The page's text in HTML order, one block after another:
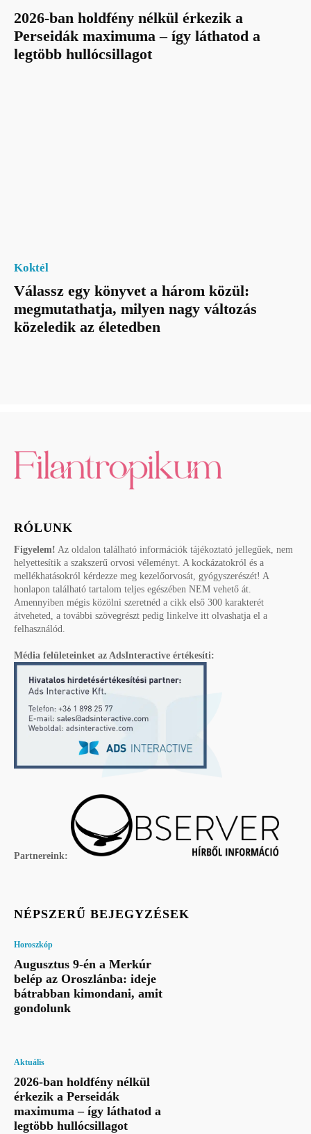
2026-ban holdfény nélkül érkezik a
Perseidák maximuma – így láthatod a
legtöbb hullócsillagot
Koktél
Válassz egy könyvet a három közül:
megmutathatja, milyen nagy változás
közeledik az életedben
RÓLUNK
Figyelem! Az oldalon található információk tájékoztató jellegűek, nem
helyettesítik a szakszerű orvosi véleményt. A kockázatokról és a
mellékhatásokról kérdezze meg kezelőorvosát, gyógyszerészét! A
honlapon található tartalom teljes egészében NEM vehető át.
Amennyiben mégis közölni szeretnéd a cikk első 300 karakterét
átveheted, a további szövegrészt pedig linkelve itt olvashatja el a
felhasználód.
Média felületeinket az AdsInteractive értékesíti:
Partnereink:
NÉPSZERŰ BEJEGYZÉSEK
Horoszkóp
Augusztus 9-én a Merkúr
belép az Oroszlánba: ideje
bátrabban kimondani, amit
gondolunk
Aktuális
2026-ban holdfény nélkül
érkezik a Perseidák
maximuma – így láthatod a
legtöbb hullócsillagot